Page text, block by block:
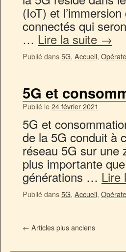
(IoT) et
connectés qui
… Lire la suite →
Publié dans5G, Accueil,
5G et
Publié le24 février 2021
5G et
de la 5G conduit à
réseau 5G sur une
plus importante
générations … Lire
Publié dans5G, Accueil,
← Articles plus anciens